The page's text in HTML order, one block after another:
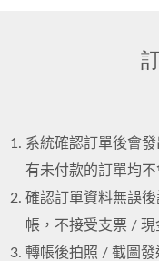
系統確認訂單後會
有未付款的訂單均不
確認訂單資料無誤
帳，不接受支票 / 現
轉帳後拍照 / 截圖